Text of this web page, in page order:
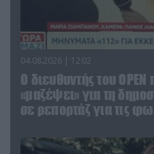
04.08.2026 | 12:02
O διευθυντής του
«μαζέψει» για τη
σε ρεπορτάζ για τις